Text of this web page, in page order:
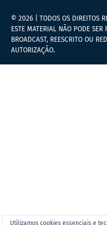
Utilizamos cookies essenciais e
© 2026 | TODOS OS DIREITOS
ESTE MATERIAL NÃO PODE
BROADCAST, REESCRITO OU
AUTORIZAÇÃO.